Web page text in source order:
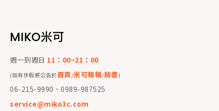
MIKO米可
週一到週日 11：00~21：00
(如有休假將公告於首頁/米可報報/臉書)
06-215-9990、0989-987525
service@miko3c.com